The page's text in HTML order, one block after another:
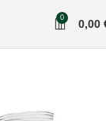
0 0,00